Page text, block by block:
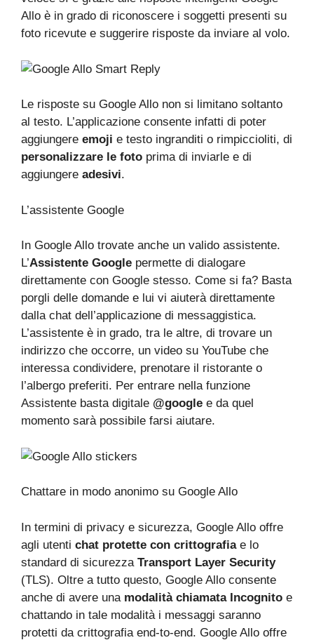
Allo è in grado di riconoscere i soggetti presenti su
foto ricevute e suggerire risposte da inviare al volo.
Le risposte su Google Allo non si limitano soltanto
al testo. L’applicazione consente infatti di poter
aggiungere emoji e testo ingranditi o rimpiccioliti, di
personalizzare le foto prima di inviarle e di
aggiungere adesivi.
L’assistente Google
In Google Allo trovate anche un valido assistente.
L’Assistente Google permette di dialogare
direttamente con Google stesso. Come si fa? Basta
porgli delle domande e lui vi aiuterà direttamente
dalla chat dell’applicazione di messaggistica.
L’assistente è in grado, tra le altre, di trovare un
indirizzo che occorre, un video su YouTube che
interessa condividere, prenotare il ristorante o
l’albergo preferiti. Per entrare nella funzione
Assistente basta digitale @google e da quel
momento sarà possibile farsi aiutare.
Chattare in modo anonimo su Google Allo
In termini di privacy e sicurezza, Google Allo offre
agli utenti chat protette con crittografiae lo
standard di sicurezza Transport Layer Security
(TLS). Oltre a tutto questo, Google Allo consente
anche di avere una modalità chiamata Incognito e
chattando in tale modalità i messaggi saranno
protetti da crittografia end-to-end. Google Allo offre